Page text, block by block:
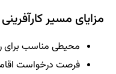
مزایای مسیر کارآفرینی
محیطی مناسب برای
فرصت درخواست